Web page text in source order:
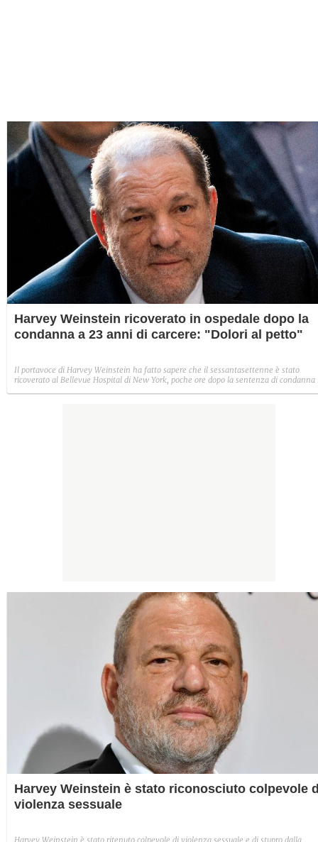
Harvey Weinstein ricoverato in ospedale dopo la
condanna a 23 anni di carcere: "Dolori al petto"
Il portavoce di Harvey Weinstein ha fatto sapere che il sessantasettenne è stato
ricoverato al Bellevue Hospital di New York, poche ore dopo la sentenza di condanna
Harvey Weinstein è stato riconosciuto colpevole
violenza sessuale